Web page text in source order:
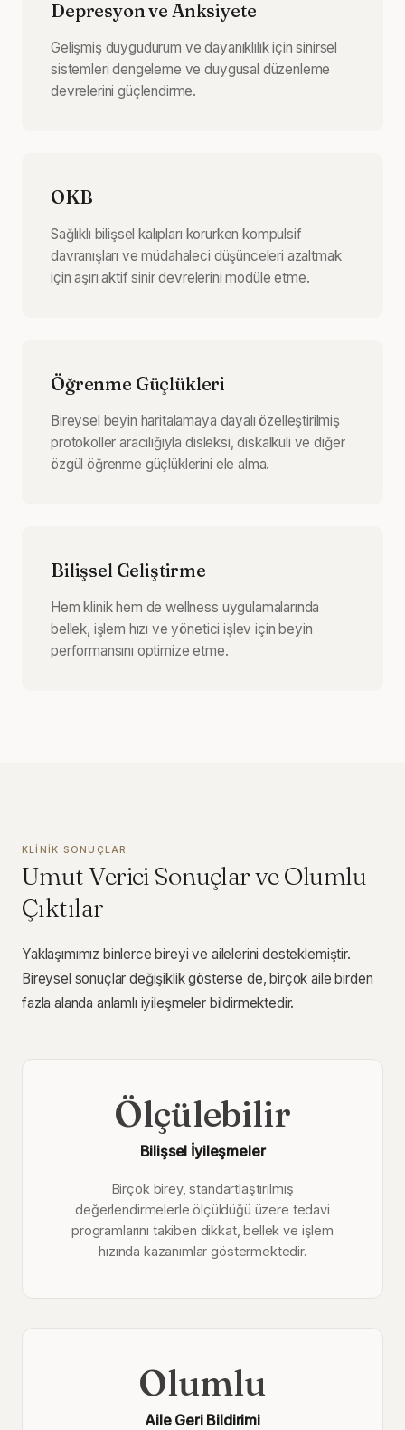
Depresyon ve Anksiyete
Gelişmiş duygudurum ve dayanıklılık için sinirsel
sistemleri dengeleme ve duygusal düzenleme
devrelerini güçlendirme.
OKB
Sağlıklı bilişsel kalıpları korurken kompulsif
davranışları ve müdahaleci düşünceleri azaltmak
için aşırı aktif sinir devrelerini modüle etme.
Öğrenme Güçlükleri
Bireysel beyin haritalamaya dayalı özelleştirilmiş
protokoller aracılığıyla disleksi, diskalkuli ve diğer
özgül öğrenme güçlüklerini ele alma.
Bilişsel Geliştirme
Hem klinik hem de wellness uygulamalarında
bellek, işlem hızı ve yönetici işlev için beyin
performansını optimize etme.
KLINIK SONUÇLAR
Umut Verici Sonuçlar ve Olumlu
Çıktılar
Yaklaşımımız binlerce bireyi ve ailelerini desteklemiştir.
Bireysel sonuçlar değişiklik gösterse de, birçok aile birden
fazla alanda anlamlı iyileşmeler bildirmektedir.
Ölçülebilir
Bilişsel İyileşmeler
Birçok birey, standartlaştırılmış
değerlendirmelerle ölçüldüğü üzere tedavi
programlarını takiben dikkat, bellek ve işlem
hızında kazanımlar göstermektedir.
Olumlu
Aile Geri Bildirimi